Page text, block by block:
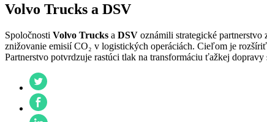
Volvo Trucks a DSV
Spoločnosti Volvo Trucks a DSV oznámili strategické
znižovanie emisií CO₂ v logistických operáciách. Cieľom je
Partnerstvo potvrdzuje rastúci tlak na transformáciu ťažkej